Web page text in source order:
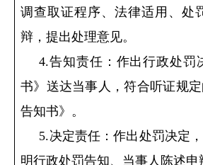
调查取证程序、法律适用、处
辩，提出处理意见。
4.告知责任：作出行政处罚
书》送达当事人，符合听证规
告知书》。
5.决定责任：作出处罚决定
明行政处罚告知、当事人陈述